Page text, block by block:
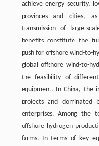
achieve energy security,
provinces and cities,
transmission of large-
benefits constitute the
push for offshore wind-to-
global offshore wind-to-
the feasibility of
equipment. In China, the
projects and dominated
enterprises. Among the
offshore hydrogen
farms. In terms of key